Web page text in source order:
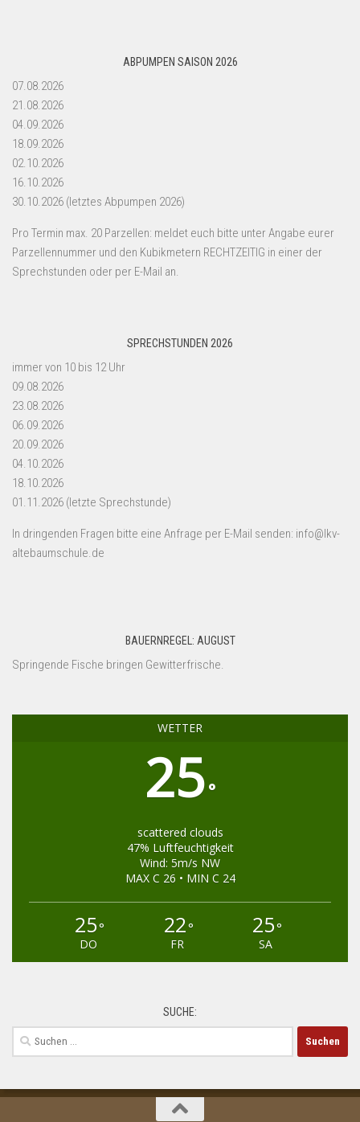
ABPUMPEN SAISON 2026
07.08.2026
21.08.2026
04.09.2026
18.09.2026
02.10.2026
16.10.2026
30.10.2026 (letztes Abpumpen 2026)
Pro Termin max. 20 Parzellen: meldet euch bitte unter Angabe eurer
Parzellennummer und den Kubikmetern RECHTZEITIG in einer der
Sprechstunden oder per E-Mail an.
SPRECHSTUNDEN 2026
immer von 10 bis 12 Uhr
09.08.2026
23.08.2026
06.09.2026
20.09.2026
04.10.2026
18.10.2026
01.11.2026 (letzte Sprechstunde)
In dringenden Fragen bitte eine Anfrage per E-Mail senden: info@lkv-
altebaumschule.de
BAUERNREGEL: AUGUST
Springende Fische bringen Gewitterfrische.
WETTER
25°
scattered clouds
47% Luftfeuchtigkeit
Wind: 5m/s NW
MAX C 26 • MIN C 24
25°
DO
22°
FR
25°
SA
SUCHE:
Suchen
nach: